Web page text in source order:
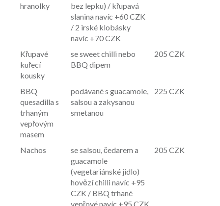
hranolky
bez lepku) / křupavá
slanina navíc +60 CZK
/ 2 irské klobásky
navíc +70 CZK
Křupavé
kuřecí
kousky
se sweet chilli nebo
BBQ dipem
205 CZK
BBQ
quesadilla s
trhaným
vepřovým
masem
podávané s guacamole,
salsou a zakysanou
smetanou
225 CZK
Nachos
se salsou, čedarem a
guacamole
(vegetariánské jidlo)
hovězí chilli navíc +95
CZK / BBQ trhané
vepřové navíc +95 CZK
205 CZK